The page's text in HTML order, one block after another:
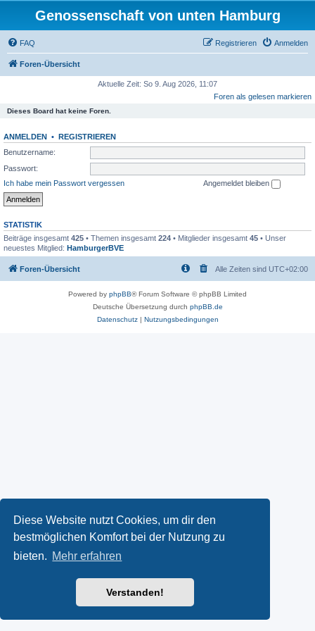
Diese Website nutzt Cookies, um dir den
bestmöglichen Komfort bei der Nutzung zu
bieten. Mehr erfahren
Verstanden!
Genossenschaft von unten Hamburg
FAQ Anmelden
Registrieren
Foren-Übersicht
Aktuelle Zeit: So 9. Aug 2026, 11:07
Foren als gelesen markieren
Dieses Board hat keine Foren.
ANMELDEN • REGISTRIEREN
Benutzername:
Passwort:
Ich habe mein Passwort vergessen
Angemeldet bleiben
STATISTIK
Beiträge insgesamt 425 • Themen insgesamt 224 • Mitglieder insgesamt 45 • Unser
neuestes Mitglied: HamburgerBVE
Foren-Übersicht Alle Zeiten sind UTC+02:00
Powered by phpBB® Forum Software © phpBB Limited
Deutsche Übersetzung durch phpBB.de
Datenschutz| Nutzungsbedingungen